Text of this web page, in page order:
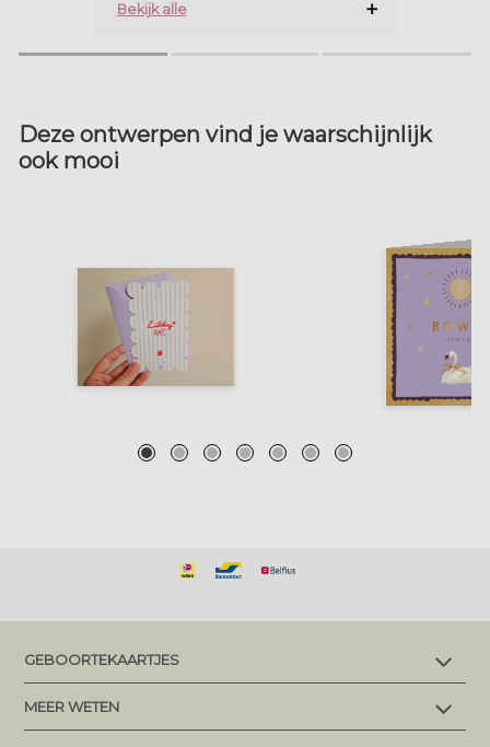
Bekijk alle
Deze ontwerpen vind je waarschijnlijk
ook mooi
GEBOORTEKAARTJES
Alle geboortekaartjes
Makkelijk en snel bestellen
MEER WETEN